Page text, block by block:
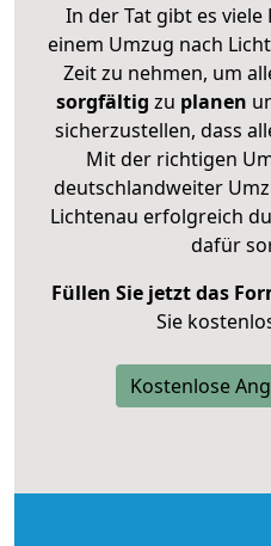
In der Tat gibt es
einem Umzug nach
Zeit zu nehmen, um
sorgfältig zu planen
sicherzustellen, dass
Mit der richtigen
deutschlandweiter
Lichtenau erfolgreich
dafür
Füllen Sie jetzt das
Sie
Kostenlose